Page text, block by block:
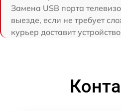
Замена USB порта
выезде, если не требует
курьер доставит